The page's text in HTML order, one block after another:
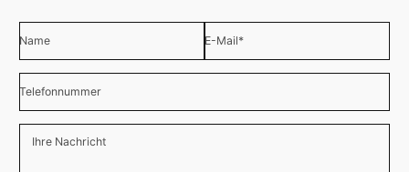
Name E-Mail*
Telefonnummer
Ihre Nachricht